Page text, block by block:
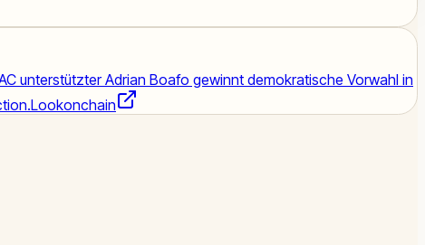
unterstützter Adrian Boafo gewinnt demokratische Vorwahl in
Lookonchain